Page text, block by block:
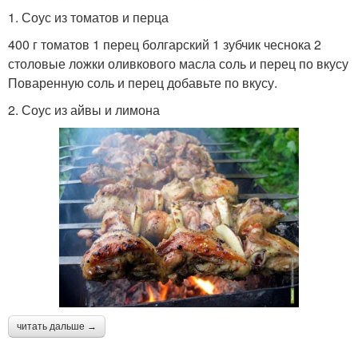
1. Соус из томатов и перца
400 г томатов 1 перец болгарский 1 зубчик чеснока 2
столовые ложки оливкового масла соль и перец по вкусу
Поваренную соль и перец добавьте по вкусу.
2. Соус из айвы и лимона
читать дальше →